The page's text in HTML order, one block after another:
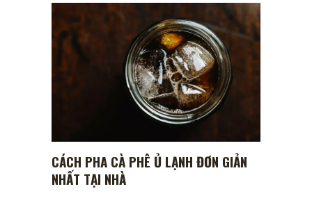
CÁCH PHA CÀ PHÊ Ủ LẠNH ĐƠN GIẢN
NHẤT TẠI NHÀ